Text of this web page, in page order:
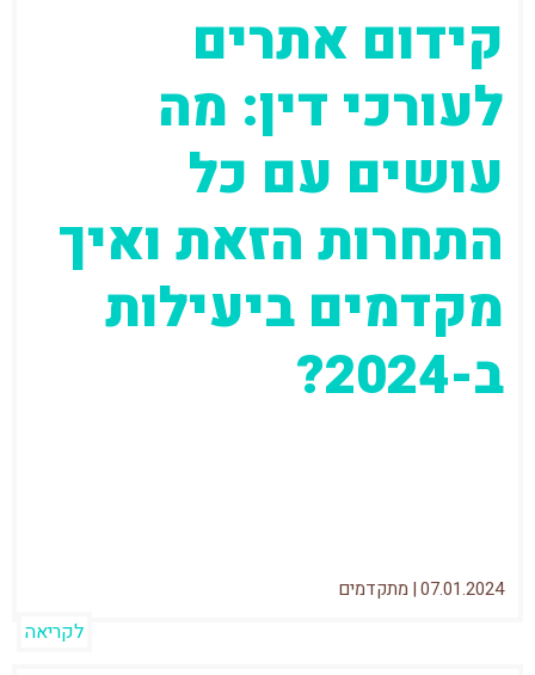
קידום אתרים
לעורכי דין: מה
עושים עם כל
התחרות הזאת ואיך
מקדמים ביעילות
ב-2024?
07.01.2024
| מתקדמים
לקריאה